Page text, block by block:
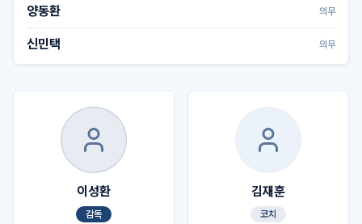
양동환 의무
신민택 의무
이성환
감독
김재훈
코치